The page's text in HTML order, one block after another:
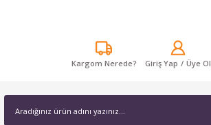
Kargom Nerede? Giriş Yap / Üye Ol